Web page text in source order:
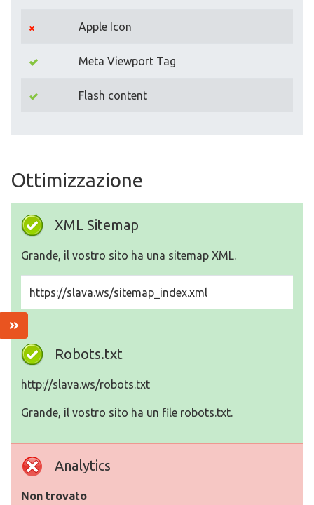
Apple Icon
Meta Viewport Tag
Flash content
Ottimizzazione
XML Sitemap
Grande, il vostro sito ha una sitemap XML.
https://slava.ws/sitemap_index.xml
Robots.txt
http://slava.ws/robots.txt
Grande, il vostro sito ha un file robots.txt.
Analytics
Non trovato